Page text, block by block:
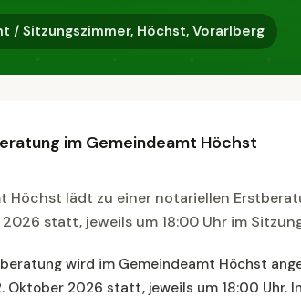
/ Sitzungszimmer, Höchst, Vorarlberg
im Gemeindeamt Höchst
Höchst lädt zu einer notariellen
statt, jeweils um 18:00 Uhr im
wird im Gemeindeamt Höchst
Oktober 2026 statt, jeweils um 18:00 Uhr.